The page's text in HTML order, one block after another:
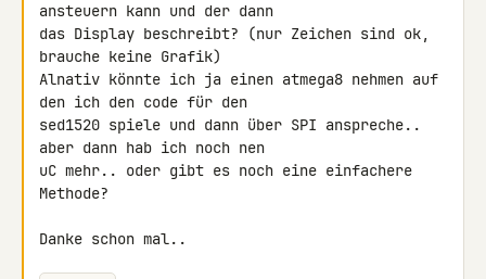
ansteuern kann und der dann
das Display beschreibt? (nur Zeichen sind ok,
brauche keine Grafik)
Alnativ könnte ich ja einen atmega8 nehmen auf
den ich den code für den
sed1520 spiele und dann über SPI anspreche..
aber dann hab ich noch nen
uC mehr.. oder gibt es noch eine einfachere
Methode?
Danke schon mal..